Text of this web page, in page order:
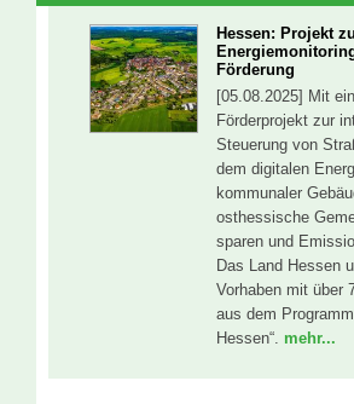
Hessen: Projekt zu
Förderung
[05.08.2025] Mit
Förderprojekt zur
Steuerung von
dem digitalen
kommunaler
osthessische
sparen und
Das Land Hessen
Vorhaben mit über
aus dem
Hessen“. mehr...